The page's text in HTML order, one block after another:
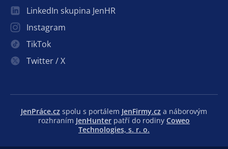
LinkedIn skupina JenHR
Instagram
TikTok
Twitter / X
JenPráce.cz spolu s portálem JenFirmy.cz a náborovým
rozhraním JenHunter patří do rodiny Coweo
Technologies, s. r. o.